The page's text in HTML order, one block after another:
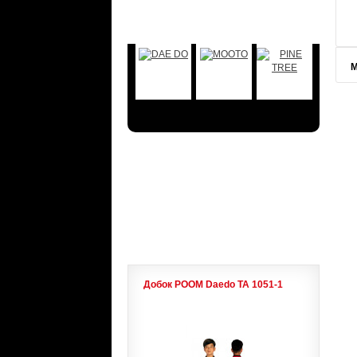
Добок POOM Daedo ТА 1051-1